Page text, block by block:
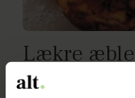
Lækre